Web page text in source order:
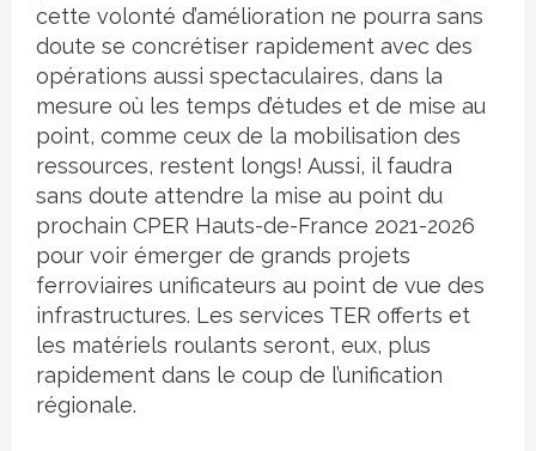
cette volonté d’amélioration ne pourra sans
doute se concrétiser rapidement avec des
opérations aussi spectaculaires, dans la
mesure où les temps d’études et de mise au
point, comme ceux de la mobilisation des
ressources, restent longs! Aussi, il faudra
sans doute attendre la mise au point du
prochain CPER Hauts-de-France 2021-2026
pour voir émerger de grands projets
ferroviaires unificateurs au point de vue des
infrastructures. Les services TER offerts et
les matériels roulants seront, eux, plus
rapidement dans le coup de l’unification
régionale.